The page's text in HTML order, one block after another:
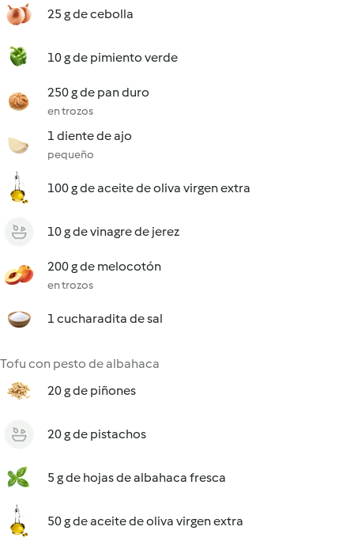
25 g de cebolla
10 g de pimiento verde
250 g de pan duro
en trozos
1 diente de ajo
pequeño
100 g de aceite de oliva virgen extra
10 g de vinagre de jerez
200 g de melocotón
en trozos
1 cucharadita de sal
Tofu con pesto de albahaca
20 g de piñones
20 g de pistachos
5 g de hojas de albahaca fresca
50 g de aceite de oliva virgen extra